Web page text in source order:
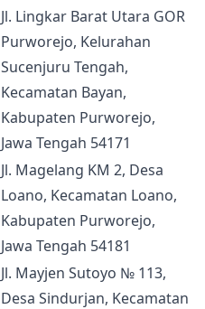
Jl. Lingkar Barat Utara GOR
Purworejo, Kelurahan
Sucenjuru Tengah,
Kecamatan Bayan,
Kabupaten Purworejo,
Jawa Tengah 54171
Jl. Magelang KM 2, Desa
Loano, Kecamatan Loano,
Kabupaten Purworejo,
Jawa Tengah 54181
Jl. Mayjen Sutoyo № 113,
Desa Sindurjan, Kecamatan